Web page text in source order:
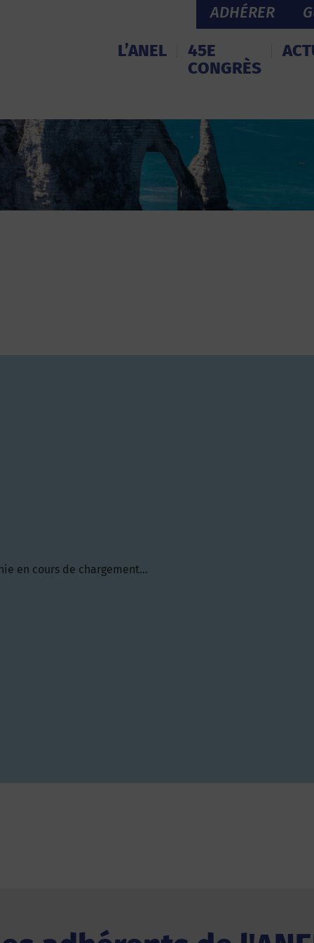
ADHÉRER
L’ANEL
45E
CONGRÈS
en cours de chargement...